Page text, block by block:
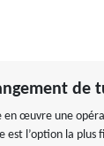
de
en œuvre une
est l’option la plus